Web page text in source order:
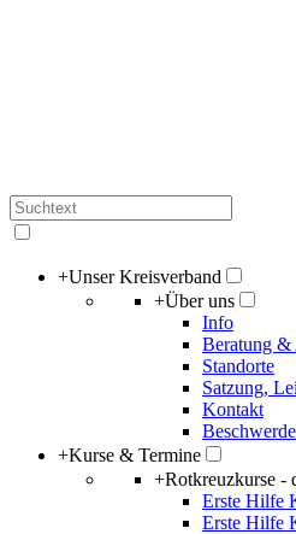
+Unser Kreisverband
+Über uns
Info
Beratung &
Standorte
Satzung,
Kontakt
+Kurse & Termine
+Rotkreuzkurse -
Erste Hilfe
Erste Hilfe